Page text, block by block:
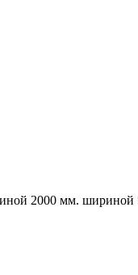
2000 мм. шириной